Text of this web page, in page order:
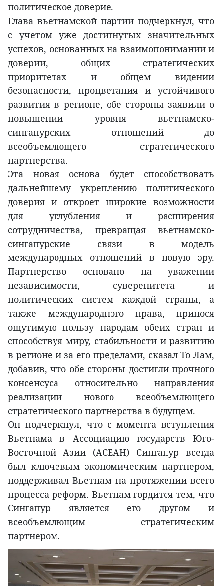
политическое доверие.
Глава вьетнамской партии подчеркнул, что
с учетом уже достигнутых значительных
успехов, основанных на взаимопонимании и
доверии, общих стратегических
приоритетах и общем видении
безопасности, процветания и устойчивого
развития в регионе, обе стороны заявили о
повышении уровня вьетнамско-
сингапурских отношений до
всеобъемлющего стратегического
партнерства.
Эта новая основа будет способствовать
дальнейшему укреплению политического
доверия и откроет широкие возможности
для углубления и расширения
сотрудничества, превращая вьетнамско-
сингапурские связи в модель
международных отношений в новую эру.
Партнерство основано на уважении
независимости, суверенитета и
политических систем каждой страны, а
также международного права, принося
ощутимую пользу народам обеих стран и
способствуя миру, стабильности и развитию
в регионе и за его пределами, сказал То Лам,
добавив, что обе стороны достигли прочного
консенсуса относительно направления
реализации нового всеобъемлющего
стратегического партнерства в будущем.
Он подчеркнул, что с момента вступления
Вьетнама в Ассоциацию государств Юго-
Восточной Азии (АСЕАН) Сингапур всегда
был ключевым экономическим партнером,
поддерживал Вьетнам на протяжении всего
процесса реформ. Вьетнам гордится тем, что
Сингапур является его другом и
всеобъемлющим стратегическим
партнером.